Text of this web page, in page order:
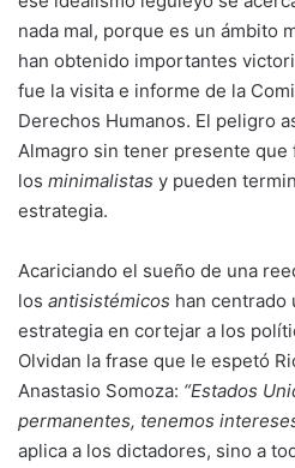
nada mal, porque es un ámbito
han obtenido importantes
fue la visita e informe de la
Derechos Humanos. El peligro
Almagro sin tener presente que
los minimalistas y pueden
estrategia.
Acariciando el sueño de una
los antisistémicos han centrado
estrategia en cortejar a los
Olvidan la frase que le espetó
Anastasio Somoza: “Estados
permanentes, tenemos
aplica a los dictadores, sino a